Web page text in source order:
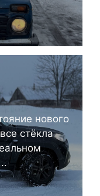
нового
стёкла